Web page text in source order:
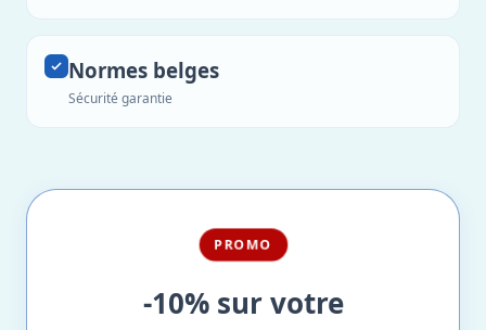
Normes belges
Sécurité garantie
PROMO
-10% sur votre